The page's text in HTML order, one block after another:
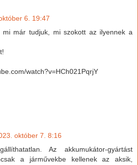
6. 19:47
mi már tudjuk, mi szokott az ilyennek a
watch?v=HCh021PqrjY
október 7. 8:16
Az akkumukátor-gyártást
a járművekbe kellenek az aksik,